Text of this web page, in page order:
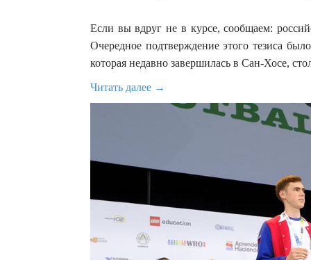
Если вы вдруг не в курсе, сообщаем:
Очередное подтверждение этого тезиса
которая недавно завершилась в Сан-Хосе,
Читать далее →